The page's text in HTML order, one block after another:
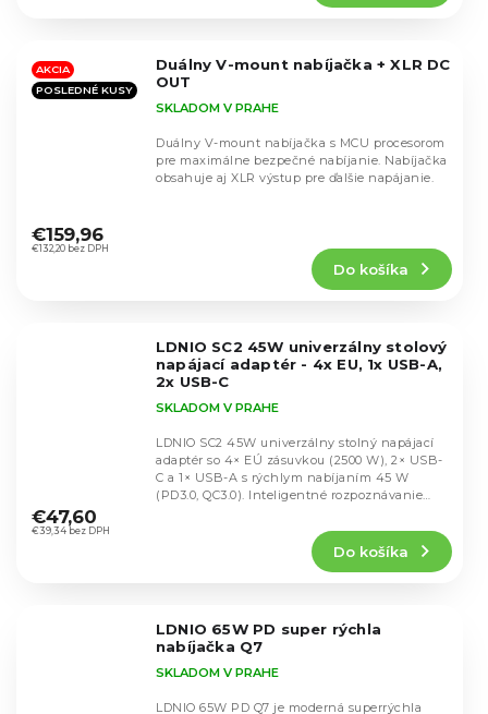
hviezdičiek.
AKCIA
POSLEDNÉ KUSY
Duálny V-mount nabíjačka + XLR DC
OUT
hodnotenie
produktu
SKLADOM V PRAHE
€132,20 bez DPH
€159,96
Do košíka
Duálny V-mount nabíjačka s MCU procesorom
pre maximálne bezpečné nabíjanie. Nabíjačka
obsahuje aj XLR výstup pre ďalšie napájanie.
LDNIO SC2 45W univerzálny stolový
napájací adaptér - 4x EU, 1x USB-A,
2x USB-C
hodnotenie
produktu
SKLADOM V PRAHE
€39,34 bez DPH
€47,60
Do košíka
LDNIO SC2 45W univerzálny stolný napájací
adaptér so 4× EÚ zásuvkou (2500 W), 2× USB-
C a 1× USB-A s rýchlym nabíjaním 45 W
(PD3.0, QC3.0). Inteligentné rozpoznávanie
LDNIO 65W PD super rýchla
nabíjačka Q7
SKLADOM V PRAHE
LDNIO 65W PD Q7 je moderná superrýchla